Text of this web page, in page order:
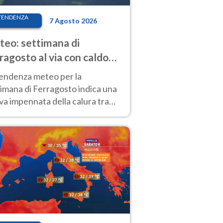
7 Agosto 2026
settimana di
al via con caldo
e qualche temporale
meteo per la
di Ferragosto indica una
impennata della calura tra
al Nord.